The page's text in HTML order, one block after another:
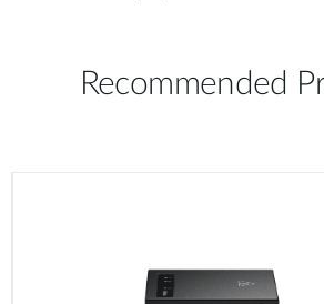
Recommended